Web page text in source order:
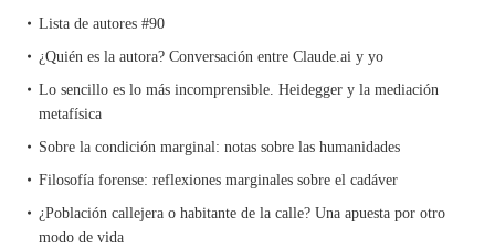
Lista de autores #90
¿Quién es la autora? Conversación entre Claude.ai y yo
Lo sencillo es lo más incomprensible. Heidegger y la mediación
metafísica
Sobre la condición marginal: notas sobre las humanidades
Filosofía forense: reflexiones marginales sobre el cadáver
¿Población callejera o habitante de la calle? Una apuesta por otro
modo de vida